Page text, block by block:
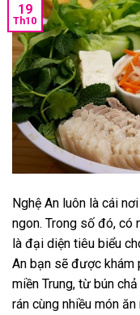
19
Th10
Nghệ An luôn là cái
ngon. Trong số đó, có
là đại diện tiêu biểu
An bạn sẽ được khám
miền Trung, từ bún
rán cùng nhiều món